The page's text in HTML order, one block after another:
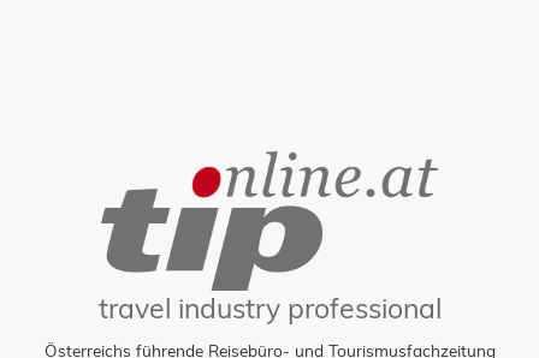
travel industry professional
Österreichs führende Reisebüro- und Tourismusfachzeitung